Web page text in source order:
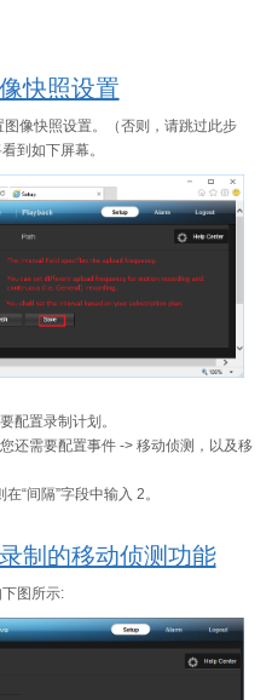
快照设置
像快照设置。（否则，请跳过此步
到如下屏幕。
配置录制计划。
还需要配置事件 -> 移动侦测，以及移
“间隔”字段中输入 2。
制的移动侦测功能
下图所示: